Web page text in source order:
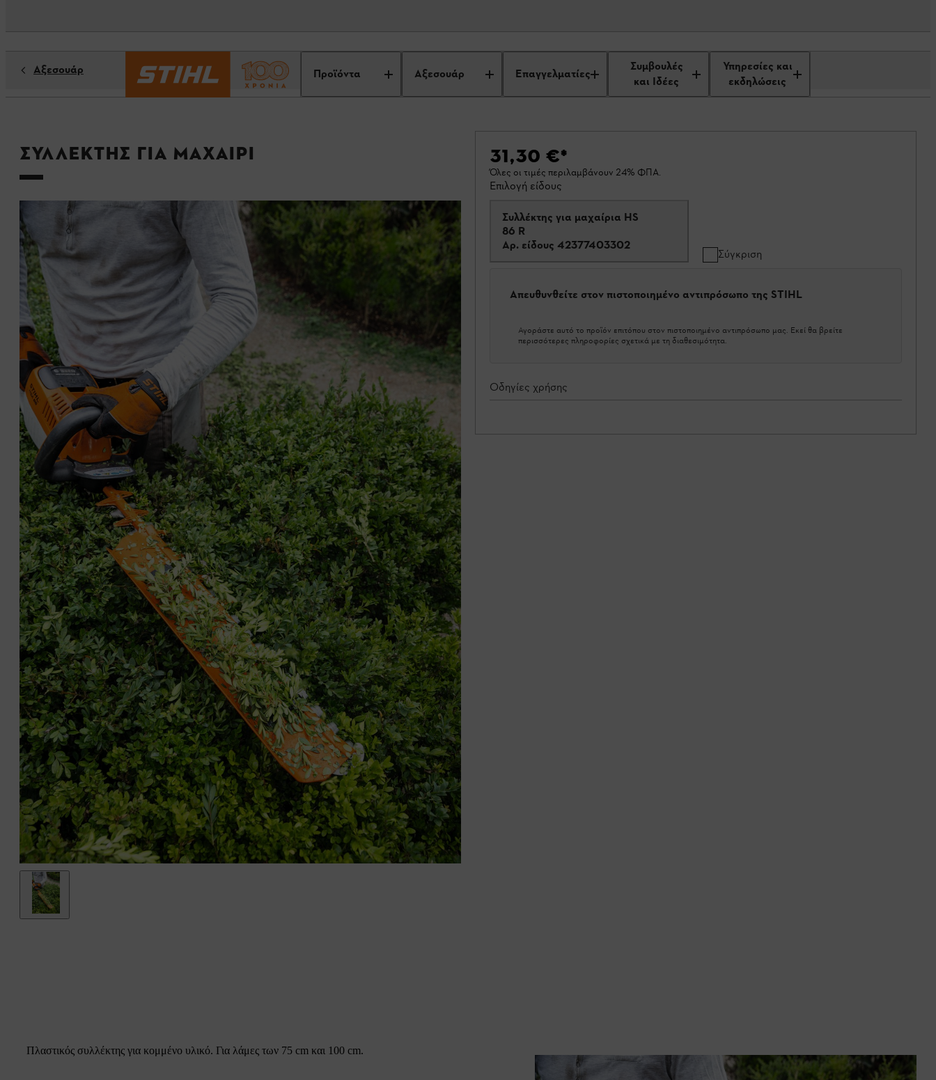
Προϊόντα Αξεσουάρ Επαγγελματίες
Συμβουλές
και Ιδέες
Υπηρεσίες και
εκδηλώσεις
Αξεσουάρ
Συλλέκτης για μαχαίρι 31,30 €*
Όλες οι τιμές περιλαμβάνουν 24% ΦΠΑ.
Επιλογή είδους
Συλλέκτης για μαχαίρια HS
86 R
Αρ. είδους 42377403302
Σύγκριση
Απευθυνθείτε στον πιστοποιημένο αντιπρόσωπο της STIHL
Αγοράστε αυτό το προϊόν επιτόπου στον πιστοποιημένο αντιπρόσωπο μας. Εκεί θα βρείτε
περισσότερες πληροφορίες σχετικά με τη διαθεσιμότητα.
Οδηγίες χρήσης
Πλαστικός συλλέκτης για κομμένο υλικό. Για λάμες των 75 cm και 100 cm.